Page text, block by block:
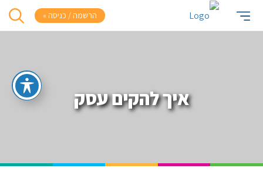
הרשמה / כניסה »
איך להקים עסק